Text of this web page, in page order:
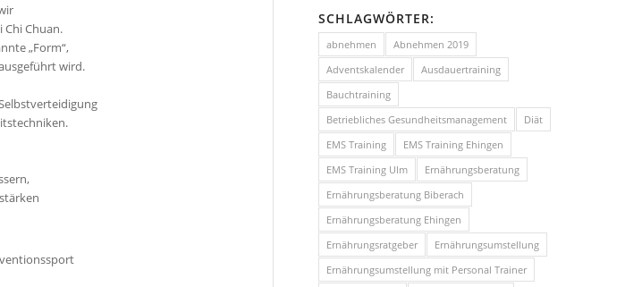
Chi Chuan.
„Form“,
wird.
SCHLAGWÖRTER:
abnehmen
Abnehmen 2019
Adventskalender
Ausdauertraining
Bauchtraining
Betriebliches Gesundheitsmanagement
Diät
EMS Training
EMS Training Ehingen
EMS Training Ulm
Ernährungsberatung
Ernährungsberatung Biberach
Ernährungsberatung Ehingen
Ernährungsratgeber
Ernährungsumstellung
Ernährungsumstellung mit Personal Trainer